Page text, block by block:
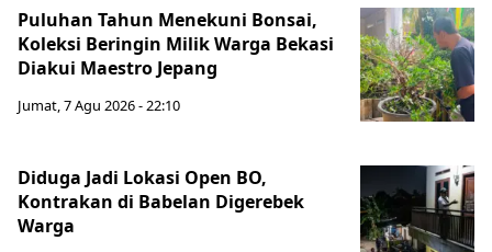
Puluhan Tahun Menekuni Bonsai,
Koleksi Beringin Milik Warga Bekasi
Diakui Maestro Jepang
Jumat, 7 Agu 2026 - 22:10
Diduga Jadi Lokasi Open BO,
Kontrakan di Babelan Digerebek
Warga